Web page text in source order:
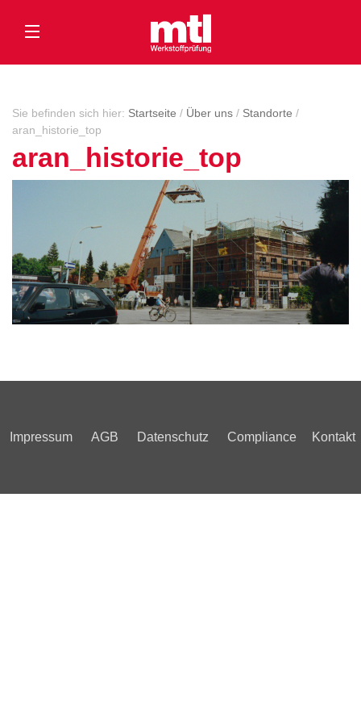
Sie befinden sich hier: Startseite / Über uns / Standorte /
aran_historie_top
aran_historie_top
Impressum AGB Datenschutz Compliance Kontakt